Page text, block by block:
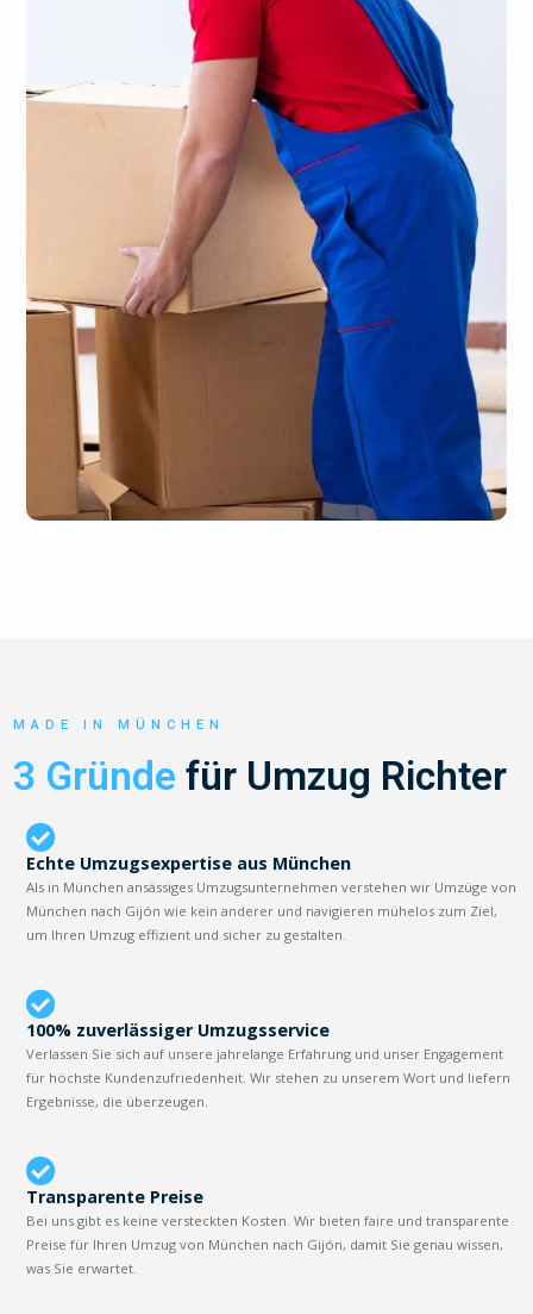
MADE IN MÜNCHEN
3 Gründe für Umzug Richter
Echte Umzugsexpertise aus München
Als in München ansässiges Umzugsunternehmen verstehen wir Umzüge von
München nach Gijón wie kein anderer und navigieren mühelos zum Ziel,
um Ihren Umzug effizient und sicher zu gestalten.
100% zuverlässiger Umzugsservice
Verlassen Sie sich auf unsere jahrelange Erfahrung und unser Engagement
für höchste Kundenzufriedenheit. Wir stehen zu unserem Wort und liefern
Ergebnisse, die überzeugen.
Transparente Preise
Bei uns gibt es keine versteckten Kosten. Wir bieten faire und transparente
Preise für Ihren Umzug von München nach Gijón, damit Sie genau wissen,
was Sie erwartet.